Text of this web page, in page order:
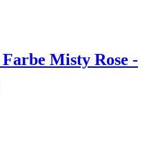
Misty Rose -